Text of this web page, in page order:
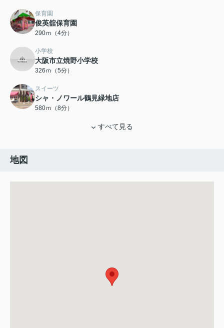
保育園
俊英舘保育園
290ｍ（4分）
小学校
大阪市立焼野小学校
326ｍ（5分）
スイーツ
シャ・ノワール鶴見緑地店
580ｍ（8分）
すべて見る
地図